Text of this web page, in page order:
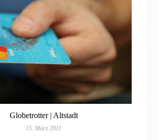
Globetrotter | Altstadt
15. März 2011